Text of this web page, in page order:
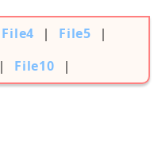
File4 ｜ File5
｜
｜ File10 ｜